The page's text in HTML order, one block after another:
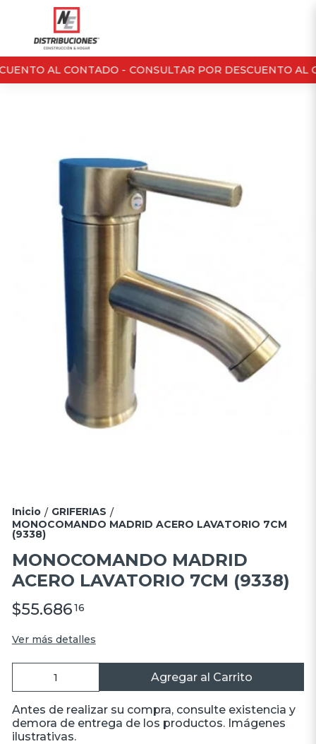
AL CONTADO - CONSULTAR POR DESCUENTO AL
Inicio / GRIFERIAS /
MONOCOMANDO MADRID ACERO LAVATORIO 7CM
(9338)
MONOCOMANDO MADRID
ACERO LAVATORIO 7CM (9338)
$55.68616
Ver más detalles
Agregar al Carrito
Antes de realizar su compra, consulte existencia y
demora de entrega de los productos. Imágenes
ilustrativas.